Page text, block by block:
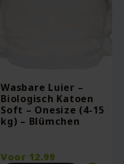
Wasbare Luier –
Biologisch Katoen
Soft – Onesize (4-15
kg) – Blümchen
Voor 12.99